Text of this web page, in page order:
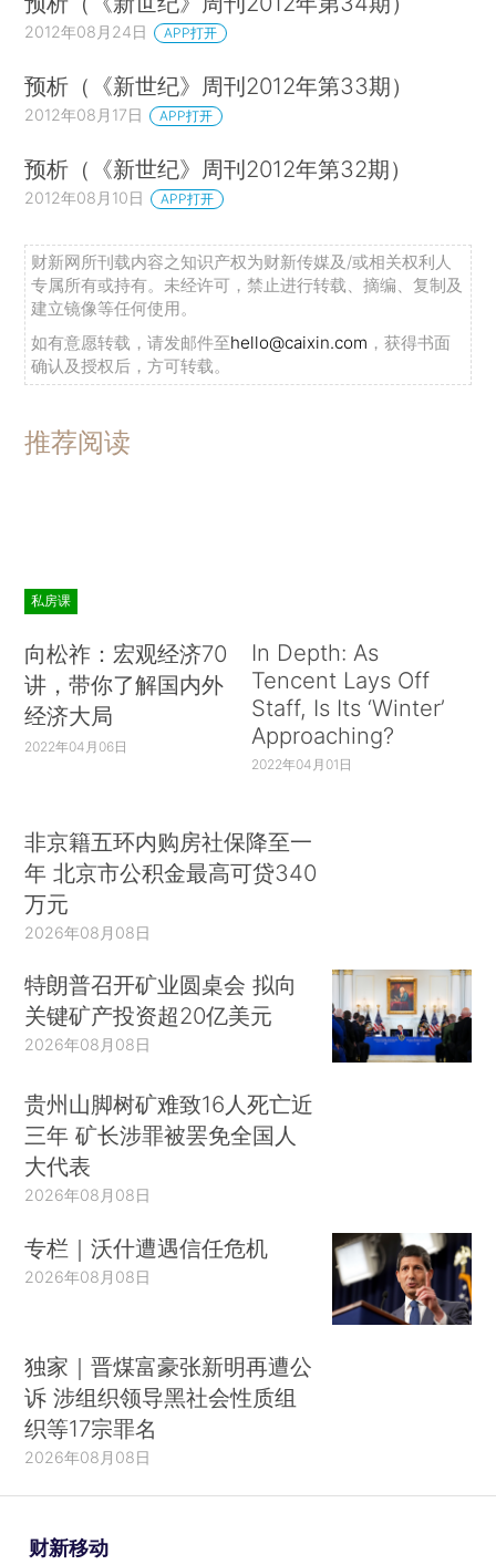
2012年08月24日 APP打开
预析（《新世纪》周刊2012年第33期）
2012年08月17日 APP打开
预析（《新世纪》周刊2012年第32期）
2012年08月10日 APP打开
财新网所刊载内容之知识产权为财新传媒及/或相关权利人
专属所有或持有。未经许可，禁止进行转载、摘编、复制及
建立镜像等任何使用。
如有意愿转载，请发邮件至hello@caixin.com ，获得书面
确认及授权后，方可转载。
推荐阅读
私房课
向松祚：宏观经济70
讲，带你了解国内外
经济大局
2022年04月06日
In Depth: As
Tencent Lays Off
Staff, Is Its ‘Winter’
Approaching?
2022年04月01日
非京籍五环内购房社保降至一
年 北京市公积金最高可贷340
万元
2026年08月08日
特朗普召开矿业圆桌会 拟向
关键矿产投资超20亿美元
2026年08月08日
贵州山脚树矿难致16人死亡近
三年 矿长涉罪被罢免全国人
大代表
2026年08月08日
专栏｜沃什遭遇信任危机
2026年08月08日
独家｜晋煤富豪张新明再遭公
诉 涉组织领导黑社会性质组
织等17宗罪名
2026年08月08日
财新移动